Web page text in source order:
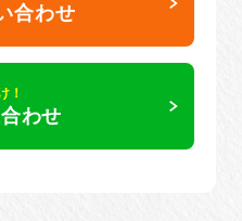
合わせ
！
わせ